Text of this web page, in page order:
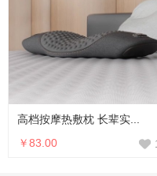
高档按摩热敷枕 长辈实...
￥83.00